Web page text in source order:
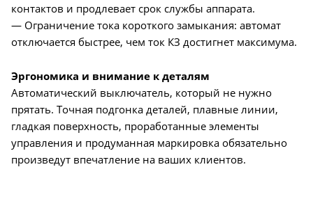
контактов и продлевает срок службы аппарата.
— Ограничение тока короткого замыкания: автомат
отключается быстрее, чем ток КЗ достигнет максимума.
Эргономика и внимание к деталям
Автоматический выключатель, который не нужно
прятать. Точная подгонка деталей, плавные линии,
гладкая поверхность, проработанные элементы
управления и продуманная маркировка обязательно
произведут впечатление на ваших клиентов.